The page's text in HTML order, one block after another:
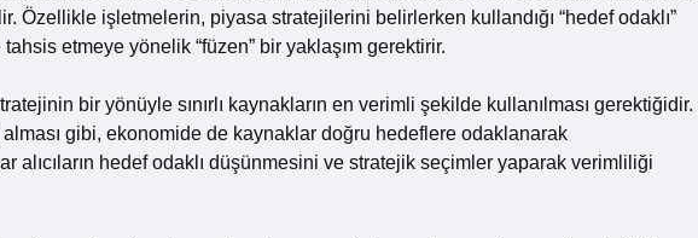
Özellikle işletmelerin, piyasa stratejilerini belirlerken kullandığı “hedef odaklı”
etmeye yönelik “füzen” bir yaklaşım gerektirir.
bir yönüyle sınırlı kaynakların en verimli şekilde kullanılması gerektiğidir.
gibi, ekonomide de kaynaklar doğru hedeflere odaklanarak
alıcıların hedef odaklı düşünmesini ve stratejik seçimler yaparak verimliliği